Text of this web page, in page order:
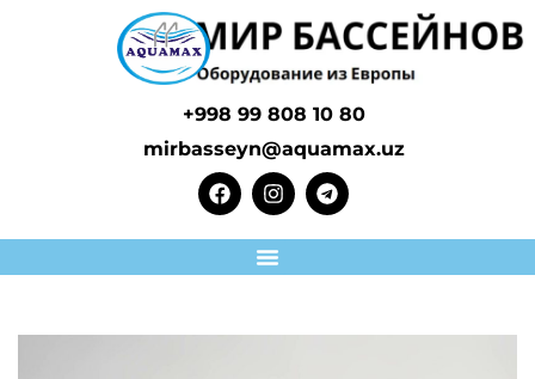
+998 99 808 10 80
mirbasseyn@aquamax.uz